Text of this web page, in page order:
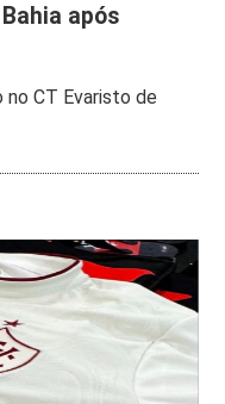
após
no CT Evaristo de